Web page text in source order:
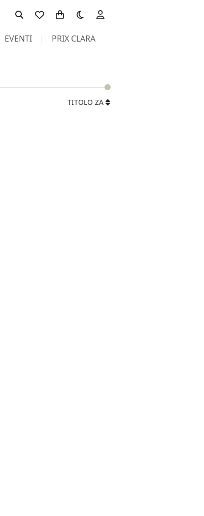
Toggle theme
EVENTI PRIX CLARA
TITOLO ZA